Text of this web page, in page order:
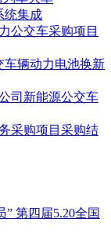
这既是对前期维
修程的里程碑。
中严格遵循行业
检测、维修与升
基础。
会报名
统集成
公交车采购项目
车辆动力电池换新
司新能源公交车
采购项目采购结
第四届5.20全国